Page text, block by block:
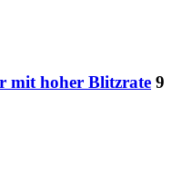
mit hoher Blitzrate 9